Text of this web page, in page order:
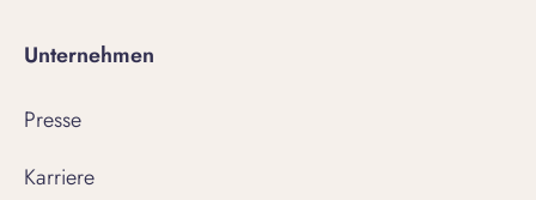
Unternehmen
Presse
Karriere